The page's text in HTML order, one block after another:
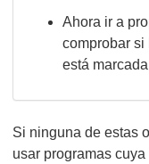
Ahora ir a
comprobar si
está
Si ninguna de estas
usar programas